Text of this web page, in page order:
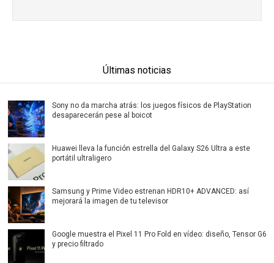
Últimas noticias
Sony no da marcha atrás: los juegos físicos de PlayStation
desaparecerán pese al boicot
Huawei lleva la función estrella del Galaxy S26 Ultra a este
portátil ultraligero
Samsung y Prime Video estrenan HDR10+ ADVANCED: así
mejorará la imagen de tu televisor
Google muestra el Pixel 11 Pro Fold en vídeo: diseño, Tensor G6
y precio filtrado